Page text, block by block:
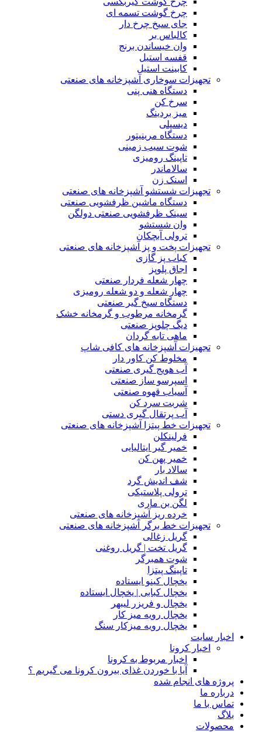
چرخ گوشت تسمه ای
جای سیخ چرخ دار
کالباس بر
وان خیساندن برنج
قفسه استیل
کابینت استیل
تجهیزات سوخاری آشپزخانه های صنعتی
دستگاه هنی پنی
سرخ کن
میز بردینگ
دیسپلی
دستگاه مرینیتور
شوت سیب زمینی
تاپینگ رومیزی
سالاماندر
اسنک زن
تجهیزات شستشو آشپزخانه های صنعتی
دستگاه ماشین ظرفشویی صنعتی
سینک ظرفشویی صنعتی دولگن
وان شستشو
ترولی آبچکان
تجهیزات پخت و پز آشپزخانه های صنعتی
کباب پز گازی
اجاق پلوپز
چهار شعله فردار صنعتی
چهار شعله و دو شعله رومیزی
دستگاه سیخ گیر صنعتی
گرمخانه مرطوب و گرمخانه خشک
دیگ چلوپز صنعتی
ماهی تابه گردان
تجهیزات آشپزخانه های کافی شاپ
مخلوط کن کاور دار
آب هویج گیری صنعتی
اسپرسو ساز صنعتی
آسیاب قهوه صنعتی
شربت سرد کن
آب پرتقال گیری دستی
تجهیزات خط پیتزا آشپزخانه های صنعتی
فرلینکلن
خمیر گیر ایتالیایی
خمیر پهن کن
سالاد بار
شف اندیش گرد
ترولی پلاستیکی
لگن بن ماری
خرده ریز آشپزخانه های صنعتی
تجهیزات خط برگر آشپزخانه های صنعتی
گریل زغالی
گریل تخت | گریل روغنی
شوت همبرگر
تاپینگ پیتزا
یخچال کینو ایستاده
یخچال کبابی | یخچال ایستاده
یخچال و فریزر لیبهر
یخچال رویه میز کار
یخچال رویه میزکار سنگ
اخبار سایت
اخبار کرونا
اخبار مربوط به کرونا
آیا با خوردن غذای بیرون کرونا می گیریم ؟
پروژه های انجام شده
درباره ما
تماس با ما
بلاگ
محصولات